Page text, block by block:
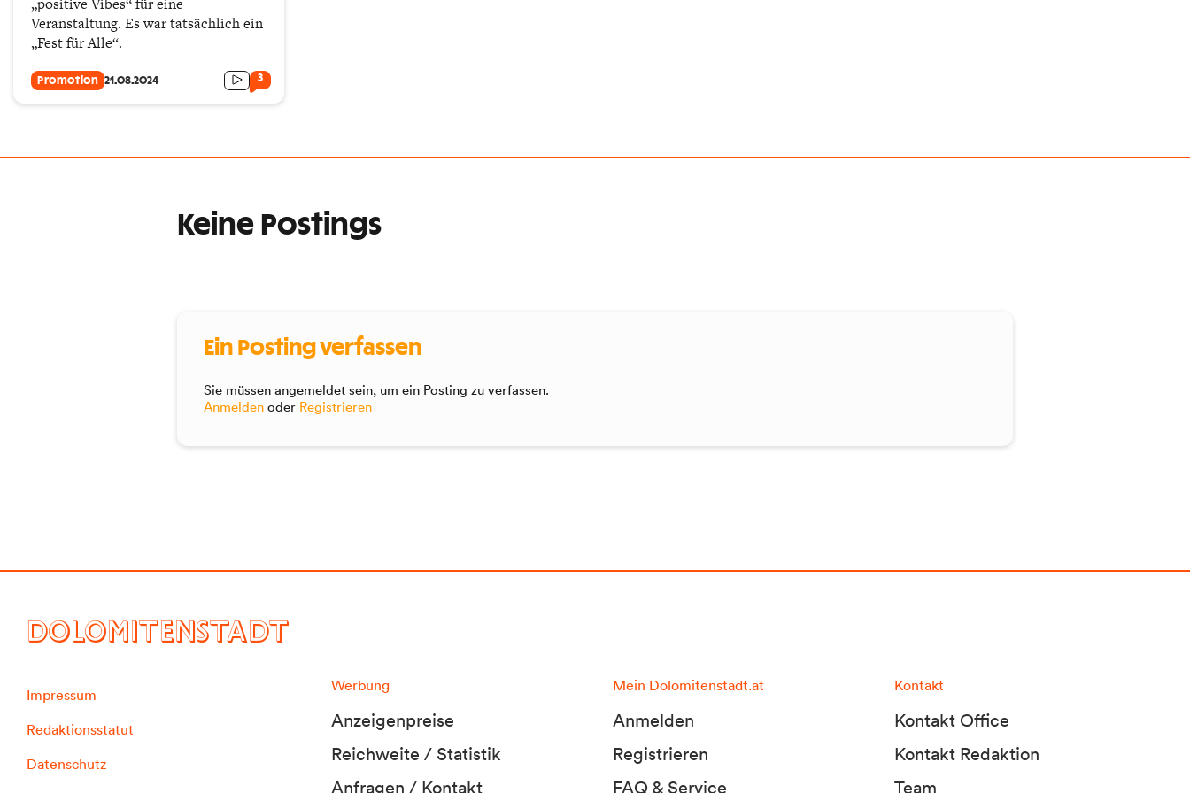
Veranstaltung. Es war tatsächlich ein
„Fest für Alle“.
Promotion 21.08.2024 3
Keine Postings
Ein Posting verfassen
Sie müssen angemeldet sein, um ein Posting zu verfassen.
Anmelden oder Registrieren
DOLOMITENSTADT
Impressum
Redaktionsstatut
Datenschutz
Werbung
Anzeigenpreise
Reichweite / Statistik
Anfragen / Kontakt
Mein Dolomitenstadt.at
Anmelden
Registrieren
FAQ & Service
Kontakt
Kontakt Office
Kontakt Redaktion
Team